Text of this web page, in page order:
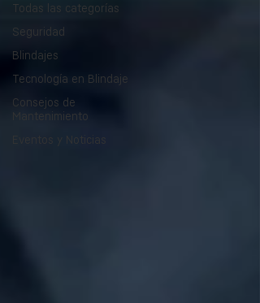
Todas las categorías
Seguridad
Blindajes
Tecnología en Blindaje
Consejos de
Mantenimiento
Eventos y Noticias